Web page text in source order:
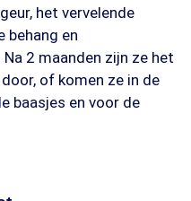
het vervelende
behang en
2 maanden zijn ze het
of komen ze in de
baasjes en voor de